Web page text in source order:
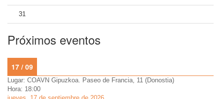
31
Próximos eventos
17 / 09
Lugar: COAVN Gipuzkoa. Paseo de Francia, 11 (Donostia)
Hora: 18:00